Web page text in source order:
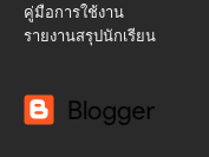
คู่มือการใช้งาน
รายงานสรุปนักเรียน